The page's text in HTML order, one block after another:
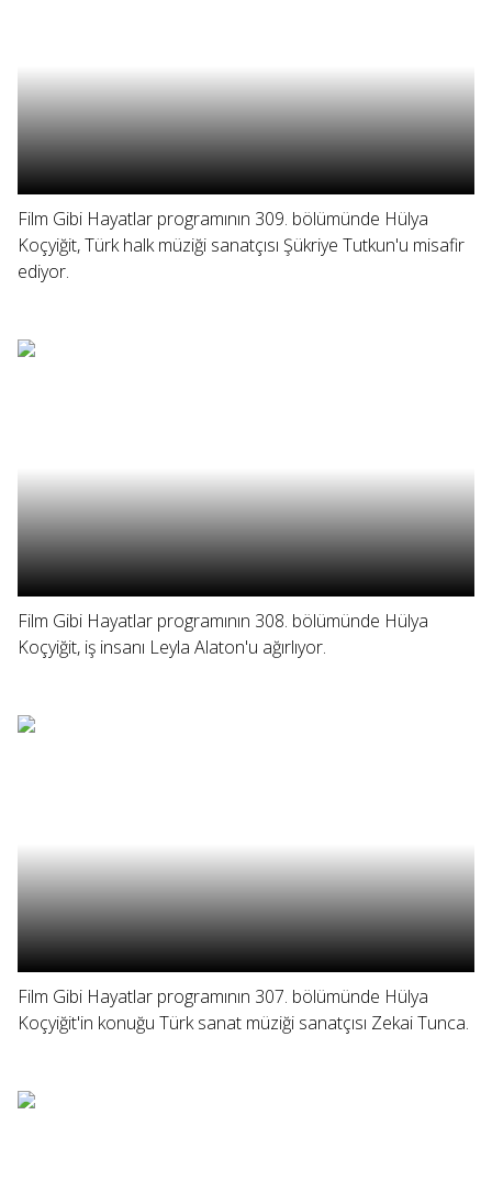
Film Gibi Hayatlar programının 309. bölümünde Hülya
Koçyiğit, Türk halk müziği sanatçısı Şükriye Tutkun'u misafir
ediyor.
Film Gibi Hayatlar programının 308. bölümünde Hülya
Koçyiğit, iş insanı Leyla Alaton'u ağırlıyor.
Film Gibi Hayatlar programının 307. bölümünde Hülya
Koçyiğit'in konuğu Türk sanat müziği sanatçısı Zekai Tunca.